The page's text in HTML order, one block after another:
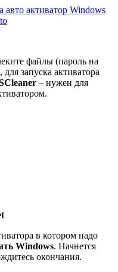
авто активатор Windows
файлы (пароль на
запуска активатора
– нужен для
в котором надо
Windows. Начнется
окончания.